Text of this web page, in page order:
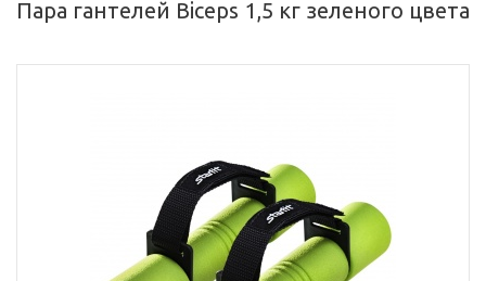
Пара гантелей Biceps 1,5 кг зеленого цвета